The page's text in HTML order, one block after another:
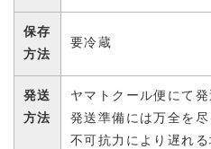
保存
方法
要冷蔵
発送
方法
ヤマトクール便にて発
発送準備には万全を
不可抗力により遅れ